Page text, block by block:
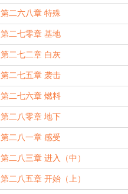
第二六八章 特殊
第二七零章 基地
第二七二章 白灰
第二七五章 袭击
第二七六章 燃料
第二八零章 地下
第二八一章 感受
第二八三章 进入（中）
第二八五章 开始（上）